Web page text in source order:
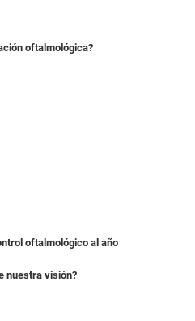
oftalmológica?
oftalmológico al año
nuestra visión?